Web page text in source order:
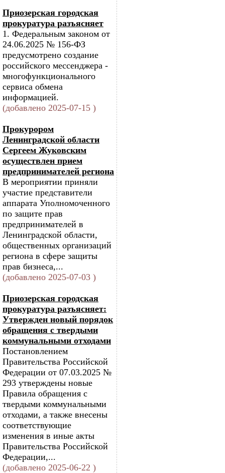
Приозерская городская
прокуратура разъясняет
1. Федеральным законом от
24.06.2025 № 156-ФЗ
предусмотрено создание
российского мессенджера -
многофункционального
сервиса обмена
информацией.
(добавлено 2025-07-15 )
Прокурором
Ленинградской области
Сергеем Жуковским
осуществлен прием
предпринимателей региона
В мероприятии приняли
участие представители
аппарата Уполномоченного
по защите прав
предпринимателей в
Ленинградской области,
общественных организаций
региона в сфере защиты
прав бизнеса,...
(добавлено 2025-07-03 )
Приозерская городская
прокуратура разъясняет:
Утвержден новый порядок
обращения с твердыми
коммунальными отходами
Постановлением
Правительства Российской
Федерации от 07.03.2025 №
293 утверждены новые
Правила обращения с
твердыми коммунальными
отходами, а также внесены
соответствующие
изменения в иные акты
Правительства Российской
Федерации,...
(добавлено 2025-06-22 )